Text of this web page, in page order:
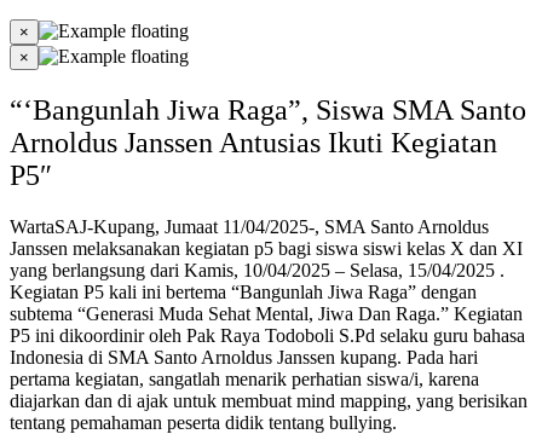
×
×
“‘Bangunlah Jiwa Raga”, Siswa SMA Santo
Arnoldus Janssen Antusias Ikuti Kegiatan
P5″
WartaSAJ-Kupang, Jumaat 11/04/2025-, SMA Santo Arnoldus
Janssen melaksanakan kegiatan p5 bagi siswa siswi kelas X dan XI
yang berlangsung dari Kamis, 10/04/2025 – Selasa, 15/04/2025 .
Kegiatan P5 kali ini bertema “Bangunlah Jiwa Raga” dengan
subtema “Generasi Muda Sehat Mental, Jiwa Dan Raga.” Kegiatan
P5 ini dikoordinir oleh Pak Raya Todoboli S.Pd selaku guru bahasa
Indonesia di SMA Santo Arnoldus Janssen kupang. Pada hari
pertama kegiatan, sangatlah menarik perhatian siswa/i, karena
diajarkan dan di ajak untuk membuat mind mapping, yang berisikan
tentang pemahaman peserta didik tentang bullying.